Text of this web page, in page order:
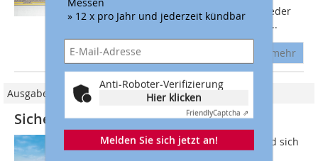
» 12 x pro Jahr und jederzeit kündbar
Anti-Roboter-Verifizierung
Hier klicken
FriendlyCaptcha ⇗
Melden Sie sich jetzt an!
Unfällen betroffen. Pro Jahr erleidet jeder
achte Zimmerer einen Arbeitsunfall -...
mehr
Ausgabe 01/2015
Sicher ist sicher!
Absturzsicherung ist Pflicht, darin sind sich